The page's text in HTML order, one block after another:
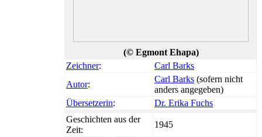
(© Egmont Ehapa)
Zeichner:
Carl Barks
Autor:
Carl Barks (sofern nicht
anders angegeben)
Übersetzerin:
Dr. Erika Fuchs
Geschichten aus der
Zeit:
1945